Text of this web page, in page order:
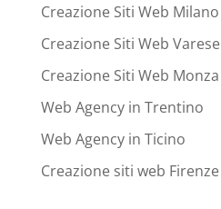
Creazione Siti Web Milano
Creazione Siti Web Varese
Creazione Siti Web Monza
Web Agency in Trentino
Web Agency in Ticino
Creazione siti web Firenze